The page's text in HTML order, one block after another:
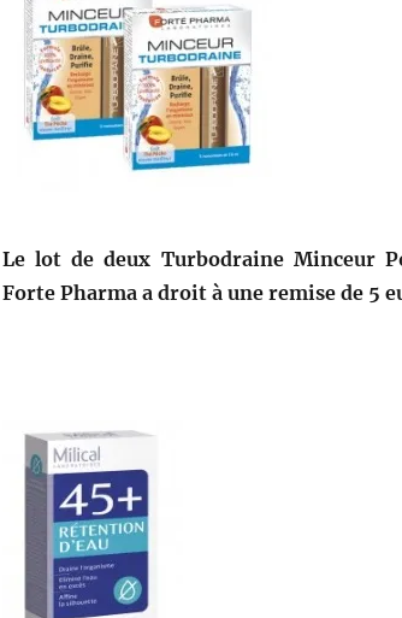
Le lot de deux Turbodraine Minceur
Forte Pharma a droit à une remise de 5